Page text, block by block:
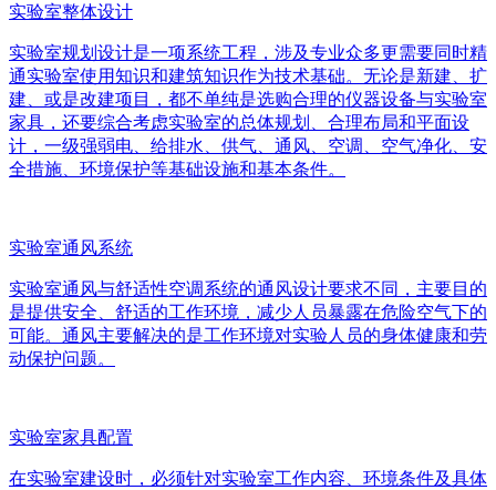
实验室整体设计
实验室规划设计是一项系统工程，涉及专业众多更需要同时精
通实验室使用知识和建筑知识作为技术基础。无论是新建、扩
建、或是改建项目，都不单纯是选购合理的仪器设备与实验室
家具，还要综合考虑实验室的总体规划、合理布局和平面设
计，一级强弱电、给排水、供气、通风、空调、空气净化、安
全措施、环境保护等基础设施和基本条件。
实验室通风系统
实验室通风与舒适性空调系统的通风设计要求不同，主要目的
是提供安全、舒适的工作环境，减少人员暴露在危险空气下的
可能。通风主要解决的是工作环境对实验人员的身体健康和劳
动保护问题。
实验室家具配置
在实验室建设时，必须针对实验室工作内容、环境条件及具体